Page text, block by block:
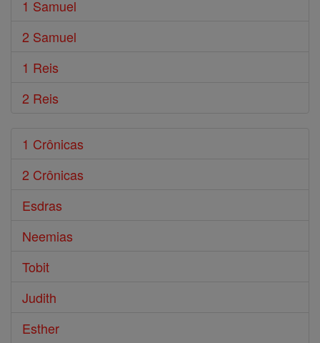
1 Samuel
2 Samuel
1 Reis
2 Reis
1 Crônicas
2 Crônicas
Esdras
Neemias
Tobit
Judith
Esther